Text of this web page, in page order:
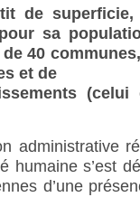
de
sa
40
et de
administrative
humaine s’est
d’une